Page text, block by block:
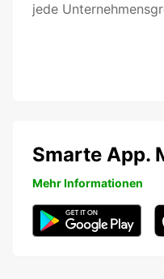
jede
Smarte App.
Mehr Informationen